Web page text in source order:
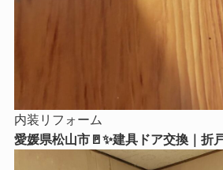
内装リフォーム
愛媛県松山市🚪✨建具ドア交換｜折
に交換！毎日の使いやすさがグッと